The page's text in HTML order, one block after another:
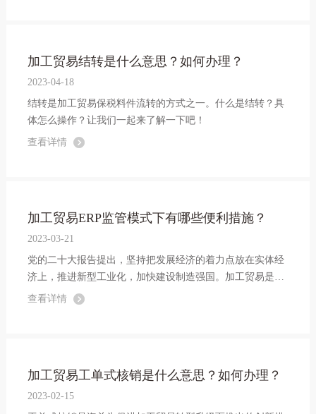
加工贸易结转是什么意思？如何办理？
2023-04-18
结转是加工贸易保税料件流转的方式之一。什么是结转？具
体怎么操作？让我们一起来了解一下吧！
查看详情
加工贸易ERP监管模式下有哪些便利措施？
2023-03-21
党的二十大报告提出，坚持把发展经济的着力点放在实体经
济上，推进新型工业化，加快建设制造强国。加工贸易是实
体经济的重要组成，在推动产业结构调整、加快工业化信息
查看详情
加工贸易工单式核销是什么意思？如何办理？
2023-02-15